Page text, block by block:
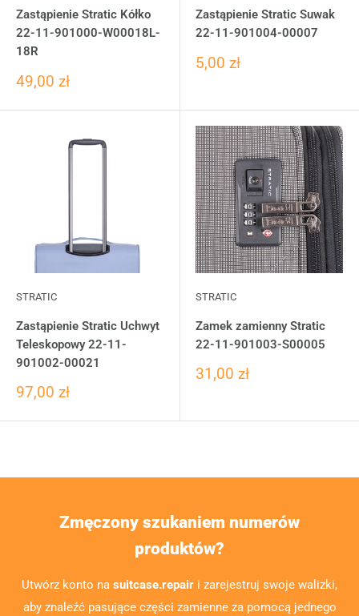
Zastąpienie Stratic Kółko
22-11-901000-W00018L-
18R
49,00 zł
Zastąpienie Stratic Suwak
22-11-901004-00007
5,00 zł
STRATIC
Zastąpienie Stratic Uchwyt
Teleskopowy 22-11-
901002-00021
97,00 zł
STRATIC
Zamek zamienny Stratic
22-11-901003-S00005
31,00 zł
Zmęczony szukaniem numerów
produktów?
Utwórz konto na suitcase.repair i zarejestruj swoje walizki,
aby znaleźć pasujące części zamienne za pomocą jednego